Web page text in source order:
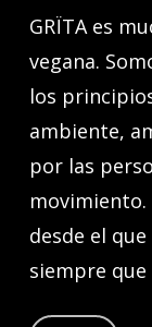
GRÏTA es
vegana.
los
ambiente,
por las
desde el
siempre que